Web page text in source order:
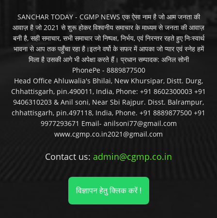
SANCHAR TODAY - CGMP NEWS एक ऐसा नाम है जो आम जनता की
आवाज़ है जो 2021 से शुरू होकर विश्वनीय समाचार के माध्यम से जनता की आवाज़
बनी है, सही समाचार, सभी समाचार जो निष्पक्ष, निर्भय, एवं निरन्तर रहते हुए निःस्वार्थ
भावना से आप तक पहुँचा रहा है।इतने वर्षो के सफर में आपका जो प्यार एवं स्नेह हमें
मिला है उसकी आगे भी अपेक्षा करते हैं। प्रधान सम्पादक: अनिल सोनी
PhonePe - 8889877500
Head Office Ahluwalia's Bhilai, New Khursipar, Distt. Durg,
Chhattisgarh, pin.490011, India, Phone: +91 8602300003 +91
9406310203 & Anil soni, Near Sbi Rajpur. Disst. Balrampur,
chhattisgarh, pin.497118, India, Phone. +91 8889877500 +91
9977293671 Email- anilsoni77@gmail.com
www.cgmp.co.in2021@gmail.com
Contact us: admin@cgmp.co.in
विज्ञापन हेतु क्लिक करें !